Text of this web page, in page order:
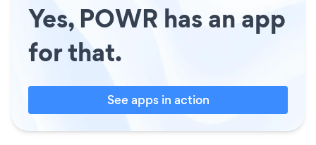
Yes, POWR has an app
for that.
See apps in action